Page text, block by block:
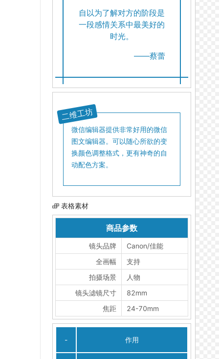
自以为了解对方的阶段是
一段感情关系中最美好的
时光。
——蔡蕾
二维工坊
微信编辑器提供非常好用的微信
图文编辑器。可以随心所欲的变
换颜色调整格式，更有神奇的自
动配色方案。
表格素材
商品参数
镜头品牌
Canon/佳能
全画幅
支持
拍摄场景
人物
镜头滤镜尺寸
82mm
焦距
24-70mm
- 作用